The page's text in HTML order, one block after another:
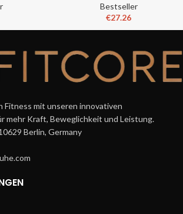
Bestseller
€27.26
Fitness mit unseren innovativen
mehr Kraft, Beweglichkeit und Leistung.
Berlin, Germany